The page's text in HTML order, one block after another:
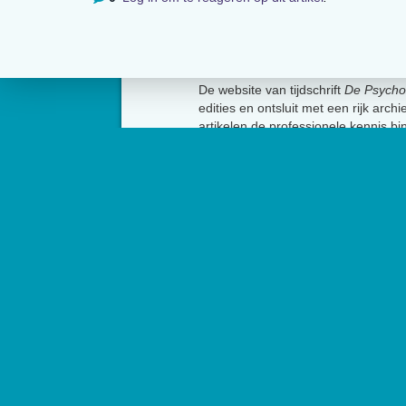
De website van tijdschrift De
edities en ontsluit met een rijk
artikelen de professionele kennis